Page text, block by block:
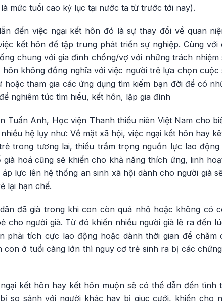
mức tuổi cao kỷ lục tại nước ta từ trước tới nay).
đến việc ngại kết hôn đó là sự thay đổi về quan
kết hôn để tập trung phát triển sự nghiệp. Cùng
chung với gia đình chồng/vợ với những trách nhiệm
hôn không đồng nghĩa với việc người trẻ lựa chọn
hoặc tham gia các ứng dụng tìm kiếm bạn đời để có
nghiêm túc tìm hiểu, kết hôn, lập gia đình
Tuấn Anh, Học viện Thanh thiếu niên Việt Nam cho
hệ lụy như: Về mặt xã hội, việc ngại kết hôn hay
trong tương lai, thiếu trầm trọng nguồn lực lao
già hoá cũng sẽ khiến cho khả năng thích ứng, linh
lực lên hệ thống an sinh xã hội dành cho người già
lại hạn chế.
đã già trong khi con còn quá nhỏ hoặc không có
cho người già. Từ đó khiến nhiều người già lẽ ra đến
phải tích cực lao động hoặc dành thời gian để chăm
con ở tuổi càng lớn thì nguy cơ trẻ sinh ra bị các
kết hôn hay kết hôn muộn sẽ có thể dẫn đến tình
so sánh với người khác hay bị giục cưới, khiến cho